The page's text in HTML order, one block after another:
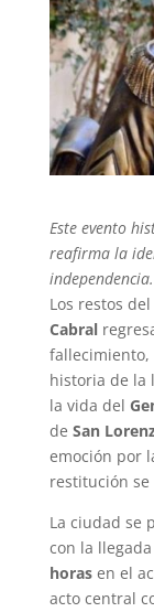
Este evento
reafirma la
independencia.
Los restos
Cabral
fallecimiento,
historia de la
la vida del
de San
emoción por
restitución se
La ciudad se
con la
horasen el
acto central